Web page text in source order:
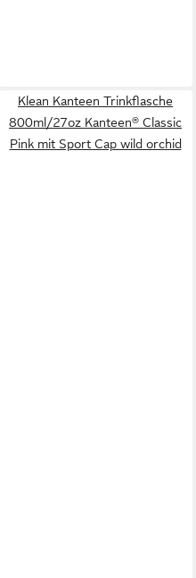
Klean Kanteen Trinkflasche
800ml/27oz Kanteen® Classic
Pink mit Sport Cap wild orchid